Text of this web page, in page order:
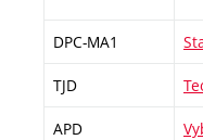
DPC-MA1
TJD
APD